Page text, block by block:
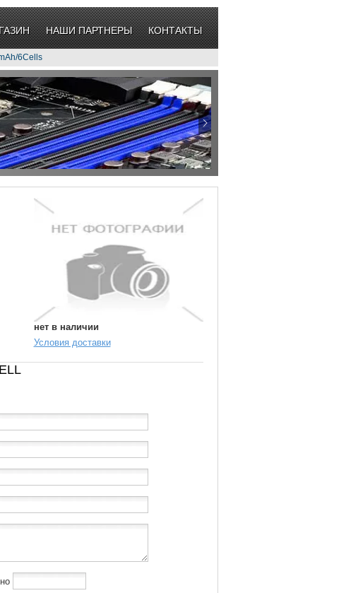
НАШИ ПАРТНЕРЫ КОНТАКТЫ
6Cells
нет в наличии
Условия доставки